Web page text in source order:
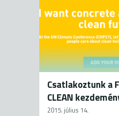
Csatlakoztunk a
CLEAN
2015. július 14.